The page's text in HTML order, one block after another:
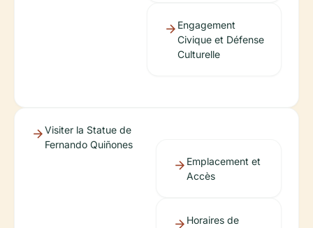
Engagement
Civique et Défense
Culturelle
Visiter la Statue de
Fernando Quiñones
Emplacement et
Accès
Horaires de